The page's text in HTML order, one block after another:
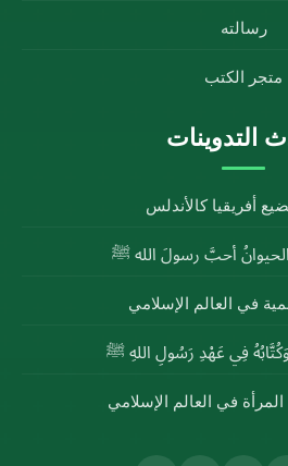
رسالته
متجر الكتب
التدوينات
أفريقيا كالأندلس
أحبَّ رسولَ الله ﷺ
في العالم الإسلامي
فِي عَهْدِ رَسُولِ اللهِ ﷺ
في العالم الإسلامي